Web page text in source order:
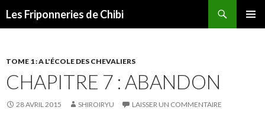
Les Friponneries de Chibi
TOME 1 : A L'ÉCOLE DES CHEVALIERS
CHAPITRE 7 : ABANDON
28 AVRIL 2015 SHIROIRYU LAISSER UN COMMENTAIRE